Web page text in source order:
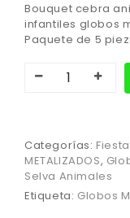
Bouquet cebra
infantiles globos
Paquete de 5
Categorías:
METALIZADOS,
Selva Animales
Etiqueta: Globos